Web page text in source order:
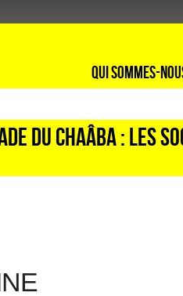
Qui sommes-
du Chaâba : les